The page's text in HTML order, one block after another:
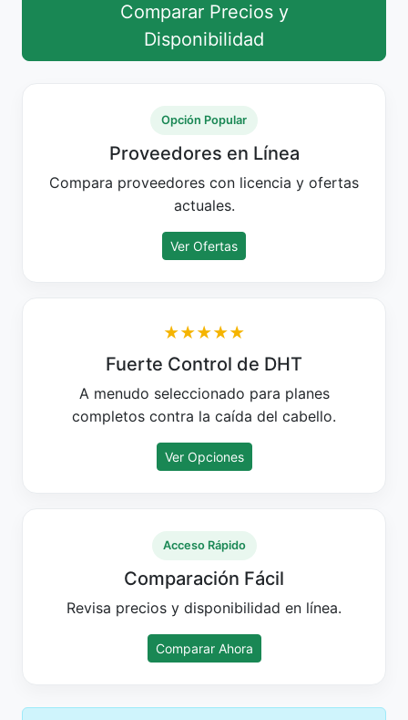
Comparar Precios y
Disponibilidad
Opción Popular
Proveedores en Línea
Compara proveedores con licencia y ofertas
actuales.
Ver Ofertas
★★★★★
Fuerte Control de DHT
A menudo seleccionado para planes
completos contra la caída del cabello.
Ver Opciones
Acceso Rápido
Comparación Fácil
Revisa precios y disponibilidad en línea.
Comparar Ahora